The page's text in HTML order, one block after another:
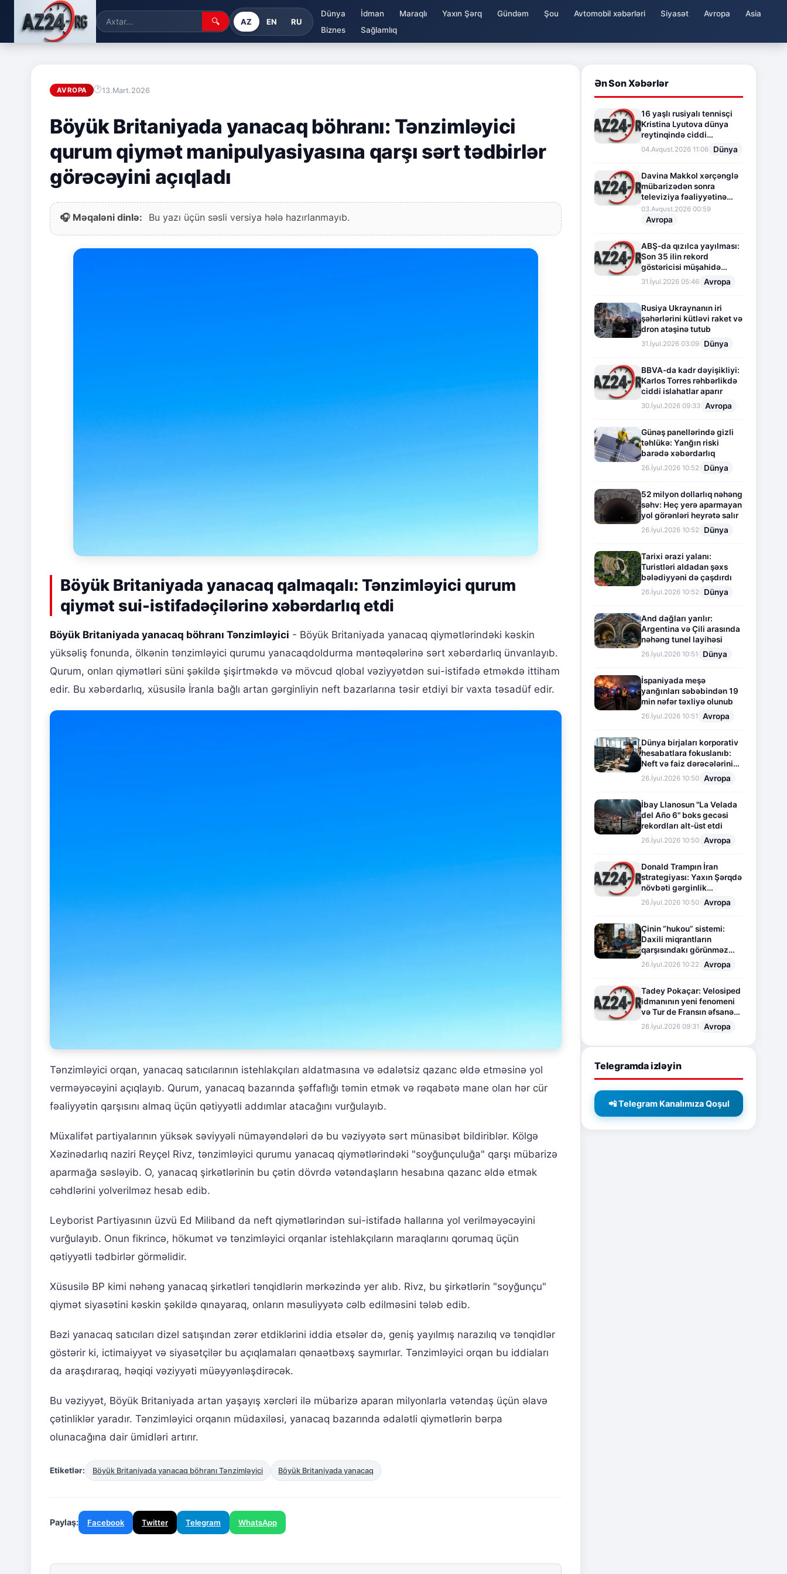
🔍 AZ EN RU
Dünya İdman Maraqlı Yaxın Şərq Gündəm Şou Avtomobil xəbərləri Siyasət Avropa
Asia
Biznes
Sağlamlıq
AVROPA 13.Mart.2026
Böyük Britaniyada yanacaq böhranı: Tənzimləyici
qurum qiymət manipulyasiyasına qarşı sərt tədbirlər
görəcəyini açıqladı
🎧 Məqaləni dinlə: Bu yazı üçün səsli versiya hələ hazırlanmayıb.
Böyük Britaniyada yanacaq qalmaqalı: Tənzimləyici qurum
qiymət sui-istifadəçilərinə xəbərdarlıq etdi
Böyük Britaniyada yanacaq böhranı Tənzimləyici - Böyük Britaniyada yanacaq qiymətlərindəki kəskin
yüksəliş fonunda, ölkənin tənzimləyici qurumu yanacaqdoldurma məntəqələrinə sərt xəbərdarlıq ünvanlayıb.
Qurum, onları qiymətləri süni şəkildə şişirtməkdə və mövcud qlobal vəziyyətdən sui-istifadə etməkdə ittiham
edir. Bu xəbərdarlıq, xüsusilə İranla bağlı artan gərginliyin neft bazarlarına təsir etdiyi bir vaxta təsadüf edir.
Tənzimləyici orqan, yanacaq satıcılarının istehlakçıları aldatmasına və ədalətsiz qazanc əldə etməsinə yol
verməyəcəyini açıqlayıb. Qurum, yanacaq bazarında şəffaflığı təmin etmək və rəqabətə mane olan hər cür
fəaliyyətin qarşısını almaq üçün qətiyyətli addımlar atacağını vurğulayıb.
Müxalifət partiyalarının yüksək səviyyəli nümayəndələri də bu vəziyyətə sərt münasibət bildiriblər. Kölgə
Xəzinədarlıq naziri Reyçel Rivz, tənzimləyici qurumu yanacaq qiymətlərindəki "soyğunçuluğa" qarşı mübarizə
aparmağa səsləyib. O, yanacaq şirkətlərinin bu çətin dövrdə vətəndaşların hesabına qazanc əldə etmək
cəhdlərini yolverilməz hesab edib.
Leyborist Partiyasının üzvü Ed Miliband da neft qiymətlərindən sui-istifadə hallarına yol verilməyəcəyini
vurğulayıb. Onun fikrincə, hökumət və tənzimləyici orqanlar istehlakçıların maraqlarını qorumaq üçün
qətiyyətli tədbirlər görməlidir.
Xüsusilə BP kimi nəhəng yanacaq şirkətləri tənqidlərin mərkəzində yer alıb. Rivz, bu şirkətlərin "soyğunçu"
qiymət siyasətini kəskin şəkildə qınayaraq, onların məsuliyyətə cəlb edilməsini tələb edib.
Bəzi yanacaq satıcıları dizel satışından zərər etdiklərini iddia etsələr də, geniş yayılmış narazılıq və tənqidlər
göstərir ki, ictimaiyyət və siyasətçilər bu açıqlamaları qənaətbəxş saymırlar. Tənzimləyici orqan bu iddiaları
da araşdıraraq, həqiqi vəziyyəti müəyyənləşdirəcək.
Bu vəziyyət, Böyük Britaniyada artan yaşayış xərcləri ilə mübarizə aparan milyonlarla vətəndaş üçün əlavə
çətinliklər yaradır. Tənzimləyici orqanın müdaxiləsi, yanacaq bazarında ədalətli qiymətlərin bərpa
olunacağına dair ümidləri artırır.
Etiketlər: Böyük Britaniyada yanacaq böhranı Tənzimləyici Böyük Britaniyada yanacaq
Paylaş: Facebook Twitter Telegram WhatsApp
Ən Son Xəbərlər
16 yaşlı rusiyalı tennisçi
Kristina Lyutova dünya
reytinqində ciddi
irəliləyişə imza atdı
04.Avqust.2026 11:06 Dünya
Davina Makkol xərçənglə
mübarizədən sonra
televiziya fəaliyyətinə
fasilə verir
03.Avqust.2026 00:59
Avropa
ABŞ-da qızılca yayılması:
Son 35 ilin rekord
göstəricisi müşahidə
olunur
31.İyul.2026 05:46 Avropa
Rusiya Ukraynanın iri
şəhərlərini kütləvi raket və
dron atəşinə tutub
31.İyul.2026 03:09 Dünya
BBVA-da kadr dəyişikliyi:
Karlos Torres rəhbərlikdə
ciddi islahatlar aparır
30.İyul.2026 09:33 Avropa
Günəş panellərində gizli
təhlükə: Yanğın riski
barədə xəbərdarlıq
26.İyul.2026 10:52 Dünya
52 milyon dollarlıq nəhəng
səhv: Heç yerə aparmayan
yol görənləri heyrətə salır
26.İyul.2026 10:52 Dünya
Tarixi ərazi yalanı:
Turistləri aldadan şəxs
bələdiyyəni də çaşdırdı
26.İyul.2026 10:52 Dünya
And dağları yarılır:
Argentina və Çili arasında
nəhəng tunel layihəsi
26.İyul.2026 10:51 Dünya
İspaniyada meşə
yanğınları səbəbindən 19
min nəfər təxliyə olunub
26.İyul.2026 10:51 Avropa
Dünya birjaları korporativ
hesabatlara fokuslanıb:
Neft və faiz dərəcələrinin
təsiri altında cari vəziyyət
26.İyul.2026 10:50 Avropa
İbay Llanosun "La Velada
del Año 6" boks gecəsi
rekordları alt-üst etdi
26.İyul.2026 10:50 Avropa
Donald Trampın İran
strategiyası: Yaxın Şərqdə
növbəti gərginlik
mərhələsi
26.İyul.2026 10:50 Avropa
Çinin “hukou” sistemi:
Daxili miqrantların
qarşısındakı görünməz
sədd
26.İyul.2026 10:22 Avropa
Tadey Pokaçar: Velosiped
idmanının yeni fenomeni
və Tur de Fransın əfsanəvi
səhifəsi
26.İyul.2026 09:31 Avropa
Telegramda izləyin
📲 Telegram Kanalımıza Qoşul